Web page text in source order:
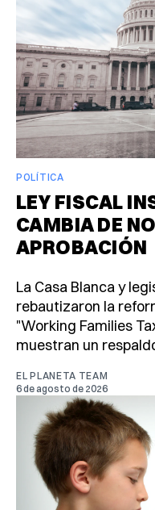
POLÍTICA
LEY FISCAL
CAMBIA DE
APROBACIÓN
La Casa Blanca y
rebautizaron la
"Working Families
muestran un
EL PLANETA TEAM
6 de agosto de 2026